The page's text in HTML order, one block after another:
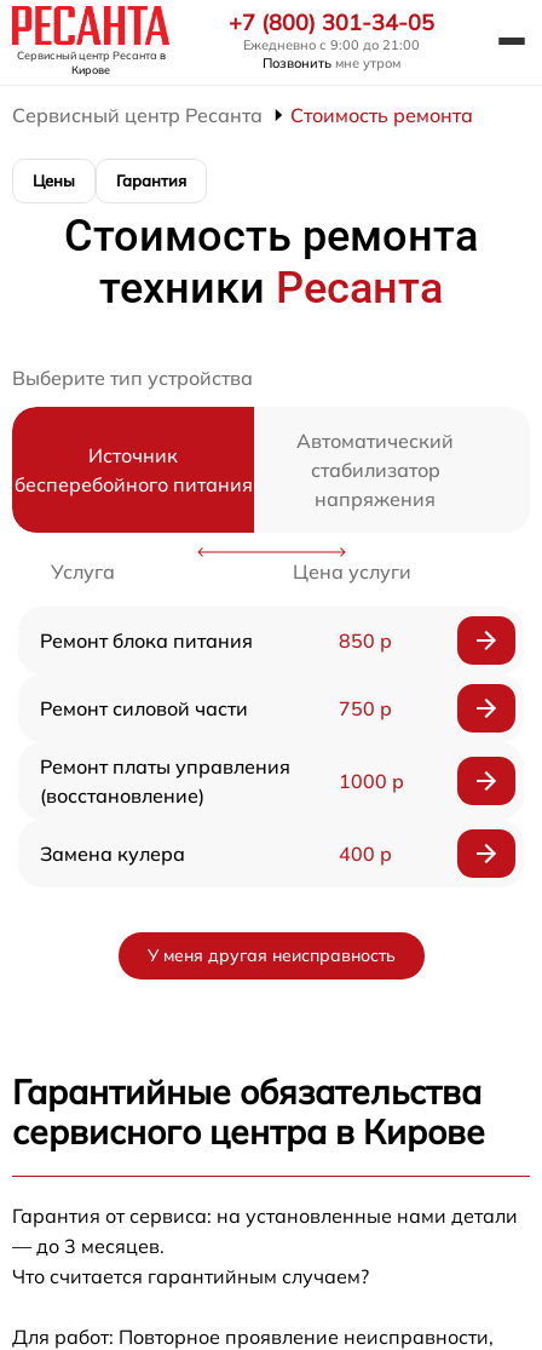
Сервисный центр Ресанта в
Кирове
+7 (800) 301-34-05
Ежедневно с 9:00 до 21:00
Позвонить мне утром
Сервисный центр Ресанта Стоимость ремонта
Цены Гарантия
Стоимость ремонта
техники Ресанта
Выберите тип устройства
Источник
бесперебойного питания
Автоматический
стабилизатор
напряжения
Услуга Цена услуги
Ремонт блока питания 850 р
Ремонт силовой части 750 р
Ремонт платы управления
(восстановление)
1000 р
Замена кулера 400 р
У меня другая неисправность
Гарантийные обязательства
сервисного центра в Кирове
Гарантия от сервиса: на установленные нами детали
— до 3 месяцев.
Что считается гарантийным случаем?
Для работ: Повторное проявление неисправности,